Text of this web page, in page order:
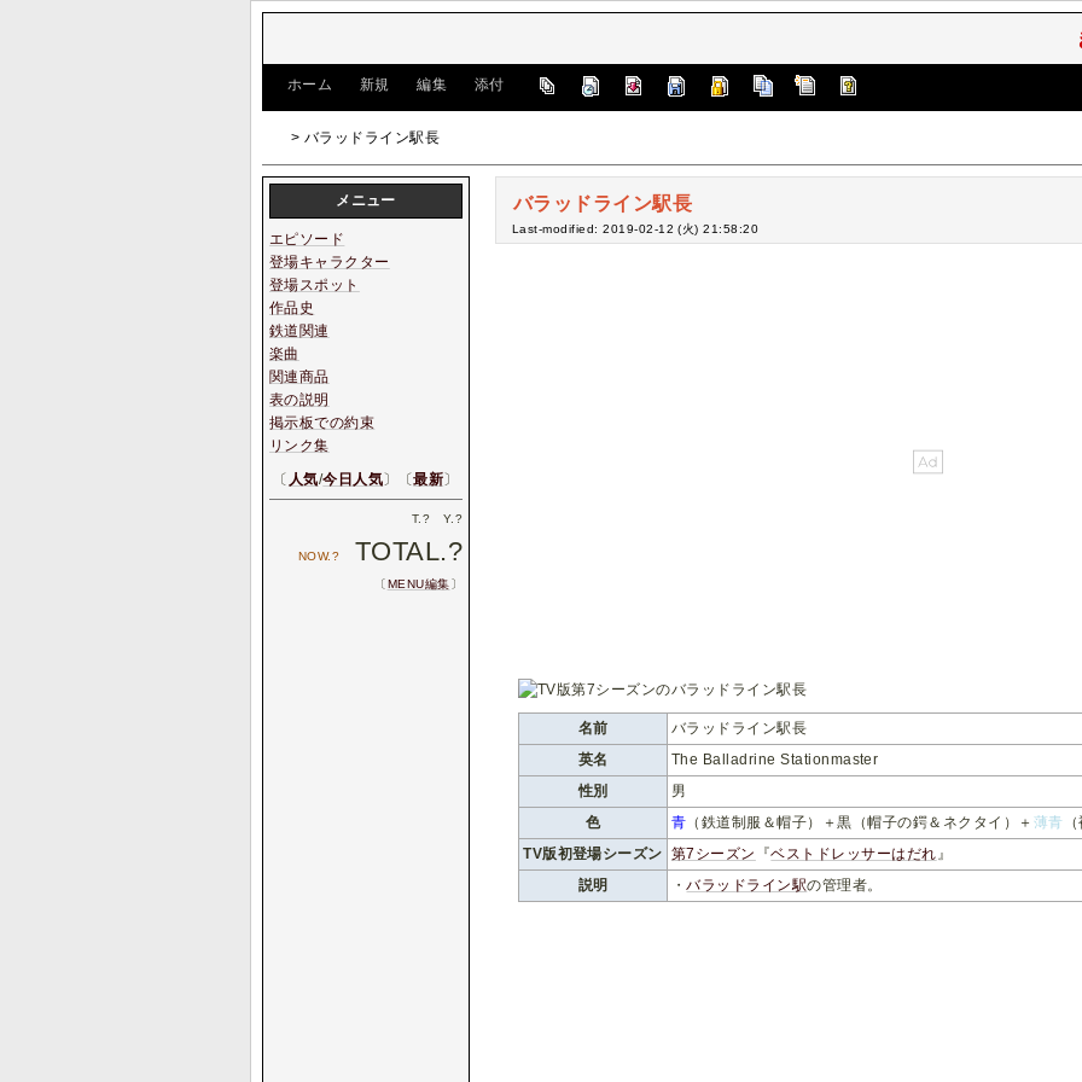
ホーム 新規 編集 添付
> バラッドライン駅長
バラッドライン駅長
Last-modified: 2019-02-12 (火) 21:58:20
名前
バラッドライン駅長
英名
The Balladrine Stationmaster
性別
男
色
青 （鉄道制服＆帽子）＋黒（帽子の鍔＆ネクタイ）＋ 薄青
TV版初登場シーズン 第7シーズン 『ベストドレッサーはだれ 』
説明
・バラッドライン駅の管理者。
メニュー
エピソード
登場キャラクター
登場スポット
作品史
鉄道関連
楽曲
関連商品
表の説明
掲示板での約束
リンク集
〔 人気/今日人気〕〔最新〕
T. ? Y. ?
NOW.? TOTAL.?
〔MENU編集〕